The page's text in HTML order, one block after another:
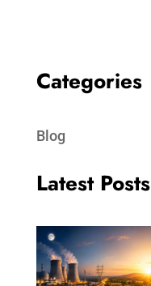
Categories
Blog
Latest Posts